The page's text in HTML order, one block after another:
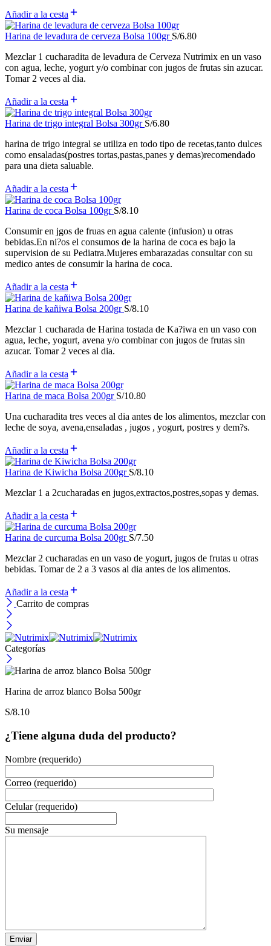
Añadir a la cesta
Harina de levadura de cerveza Bolsa 100gr S/6.80
Mezclar 1 cucharadita de levadura de Cerveza Nutrimix en un vaso
con agua, leche, yogurt y/o combinar con jugos de frutas sin azucar.
Tomar 2 veces al dia.
Añadir a la cesta
Harina de trigo integral Bolsa 300gr S/6.80
harina de trigo integral se utiliza en todo tipo de recetas,tanto dulces
como ensaladas(postres tortas,pastas,panes y demas)recomendado
para una dieta saluable.
Añadir a la cesta
Harina de coca Bolsa 100gr S/8.10
Consumir en jgos de fruas en agua calente (infusion) u otras
bebidas.En ni?os el consumos de la harina de coca es bajo la
supervision de su Pediatra.Mujeres embarazadas consultar con su
medico antes de consumir la harina de coca.
Añadir a la cesta
Harina de kañiwa Bolsa 200gr S/8.10
Mezclar 1 cucharada de Harina tostada de Ka?iwa en un vaso con
agua, leche, yogurt, avena y/o combinar con jugos de frutas sin
azucar. Tomar 2 veces al dia.
Añadir a la cesta
Harina de maca Bolsa 200gr S/10.80
Una cucharadita tres veces al dia antes de los alimentos, mezclar con
leche de soya, avena,ensaladas , jugos , yogurt, postres y dem?s.
Añadir a la cesta
Harina de Kiwicha Bolsa 200gr S/8.10
Mezclar 1 a 2cucharadas en jugos,extractos,postres,sopas y demas.
Añadir a la cesta
Harina de curcuma Bolsa 200gr S/7.50
Mezclar 2 cucharadas en un vaso de yogurt, jugos de frutas u otras
bebidas. Tomar de 2 a 3 vasos al dia antes de los alimentos.
Añadir a la cesta
Carrito de compras
Categorías
Harina de arroz blanco Bolsa 500gr
S/8.10
¿Tiene alguna duda del producto?
Nombre (requerido)
Correo (requerido)
Celular (requerido)
Su mensaje